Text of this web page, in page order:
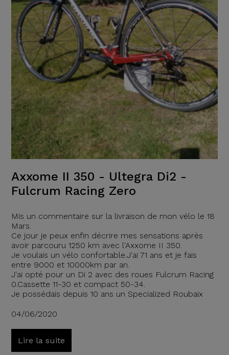
Axxome II 350 - Ultegra Di2 -
Fulcrum Racing Zero
Mis un commentaire sur la livraison de mon vélo le 18
Mars.
Ce jour je peux enfin décrire mes sensations après
avoir parcouru 1250 km avec l'Axxome II 350.
Je voulais un vélo confortable.J'ai 71 ans et je fais
entre 9000 et 10000km par an.
J'ai opté pour un Di 2 avec des roues Fulcrum Racing
0.Cassette 11-30 et compact 50-34.
Je possédais depuis 10 ans un Specialized Roubaix
04/06/2020
Lire la suite